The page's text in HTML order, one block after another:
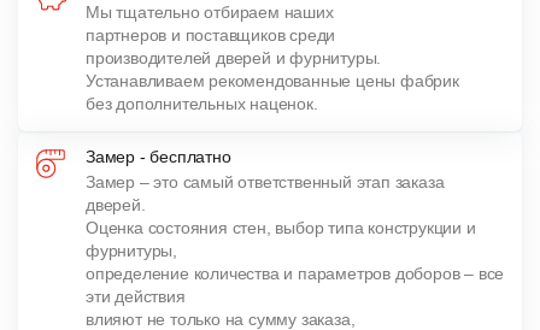
Мы тщательно отбираем наших
партнеров и поставщиков среди
производителей дверей и фурнитуры.
Устанавливаем рекомендованные цены фабрик
без дополнительных наценок.
Замер - бесплатно
Замер – это самый ответственный этап заказа
дверей.
Оценка состояния стен, выбор типа конструкции и
фурнитуры,
определение количества и параметров доборов – все
эти действия
влияют не только на сумму заказа,